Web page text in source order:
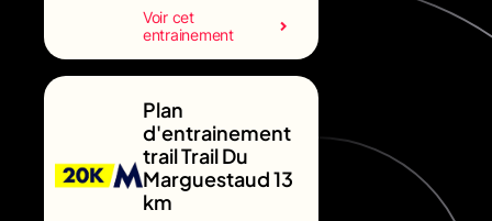
Voir cet
entrainement
Plan
d'entrainement
trail Trail Du
Marguestaud 13
km